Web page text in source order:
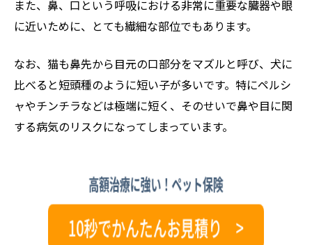
また、鼻、口という呼吸における非常に重要な臓器や眼
に近いために、とても繊細な部位でもあります。
なお、猫も鼻先から目元の口部分をマズルと呼び、犬に
比べると短頭種のように短い子が多いです。特にペルシ
ャやチンチラなどは極端に短く、そのせいで鼻や目に関
する病気のリスクになってしまっています。